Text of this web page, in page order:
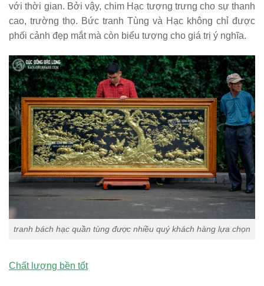
với thời gian. Bởi vậy, chim Hạc tượng trưng cho sự thanh
cao, trường thọ. Bức tranh Tùng và Hạc không chỉ được
phối cảnh đẹp mắt mà còn biểu tượng cho giá trị ý nghĩa.
tranh bách hạc quần tùng được nhiều quý khách hàng lựa chọn
Chất lượng bền tốt